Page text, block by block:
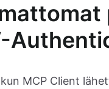
MCP Client